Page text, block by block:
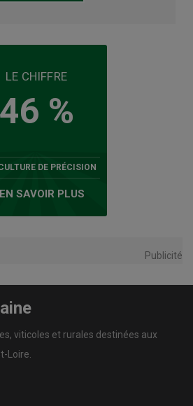
LE CHIFFRE
46 %
DE PRÉCISION
EN SAVOIR PLUS
Publicité
viticoles et rurales destinées aux
Loire.